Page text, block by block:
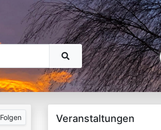
Folgen Veranstaltungen